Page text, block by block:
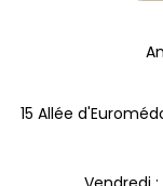
15 Allée